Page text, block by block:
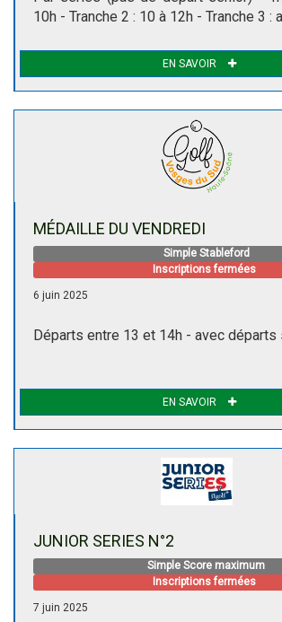
10h - Tranche 2 : 10 à 12h - Tranche 3 :
EN SAVOIR
MÉDAILLE DU VENDREDI
Simple Stableford
Inscriptions fermées
6 juin 2025
Départs entre 13 et 14h - avec départs
EN SAVOIR
JUNIOR SERIES N°2
Simple Score maximum
Inscriptions fermées
7 juin 2025